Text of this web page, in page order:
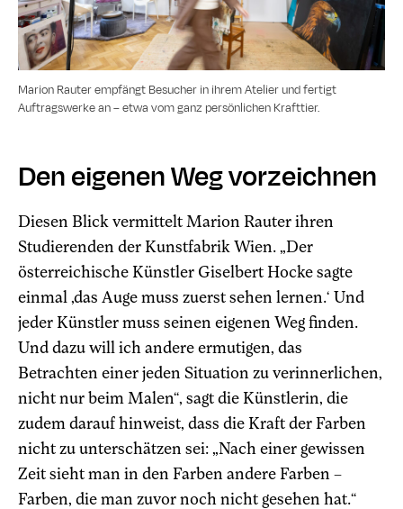
Marion Rauter empfängt Besucher in ihrem Atelier und fertigt
Auftragswerke an – etwa vom ganz persönlichen Krafttier.
Den eigenen Weg vorzeichnen
Diesen Blick vermittelt Marion Rauter ihren
Studierenden der Kunstfabrik Wien. „Der
österreichische Künstler Giselbert Hocke sagte
einmal ‚das Auge muss zuerst sehen lernen.‘ Und
jeder Künstler muss seinen eigenen Weg finden.
Und dazu will ich andere ermutigen, das
Betrachten einer jeden Situation zu verinnerlichen,
nicht nur beim Malen“, sagt die Künstlerin, die
zudem darauf hinweist, dass die Kraft der Farben
nicht zu unterschätzen sei: „Nach einer gewissen
Zeit sieht man in den Farben andere Farben –
Farben, die man zuvor noch nicht gesehen hat.“